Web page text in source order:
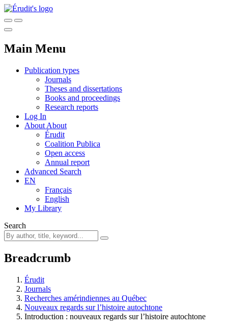
Main Menu
Publication types
Journals
Theses and dissertations
Books and proceedings
Research reports
Log In
About About
Érudit
Coalition Publica
Open access
Annual report
Advanced Search
EN
Français
English
My Library
Search
Breadcrumb
Érudit
Journals
Recherches amérindiennes au Québec
Nouveaux regards sur l’histoire autochtone
Introduction : nouveaux regards sur l’histoire autochtone